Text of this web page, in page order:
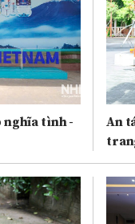
nghĩa tình -
An